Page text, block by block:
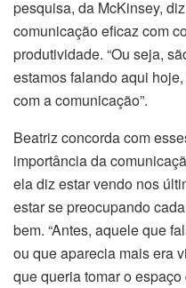
pesquisa, da McKinsey,
comunicação eficaz com
produtividade. “Ou seja,
estamos falando aqui
com a comunicação”.
Beatriz concorda com
importância da
ela diz estar vendo nos
estar se preocupando
bem. “Antes, aquele que
ou que aparecia mais era
que queria tomar o